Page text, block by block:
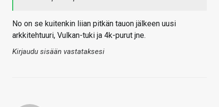
No on se kuitenkin liian pitkän tauon jälkeen uusi
arkkitehtuuri, Vulkan-tuki ja 4k-purut jne.
Kirjaudu sisään vastataksesi